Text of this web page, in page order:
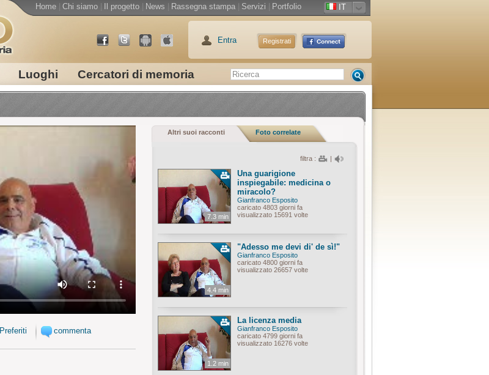
Luoghi Cercatori di memoria
Home Chi siamo Il progetto News Rassegna stampa Servizi Portfolio IT
Entra Registrati
Preferiti commenta
Altri suoi racconti Foto correlate
filtra : |
7.3 min
Una guarigione
inspiegabile: medicina o
miracolo?
Gianfranco Esposito
caricato 4803 giorni fa
visualizzato 15691 volte
4.4 min
"Adesso me devi di' de sì!"
Gianfranco Esposito
caricato 4800 giorni fa
visualizzato 26657 volte
1.2 min
La licenza media
Gianfranco Esposito
caricato 4799 giorni fa
visualizzato 16276 volte